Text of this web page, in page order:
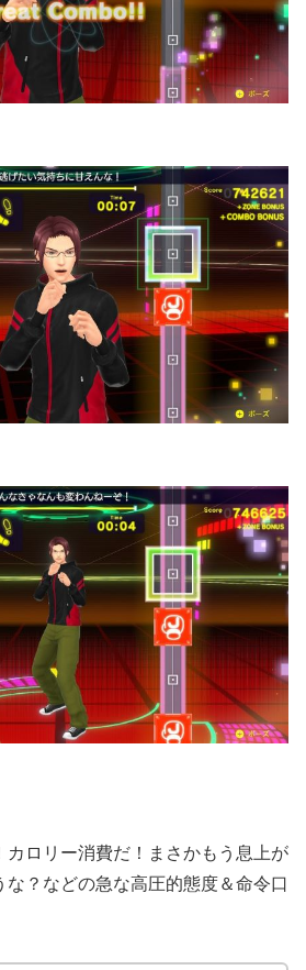
カロリー消費だ！まさかもう息上が
な？などの急な高圧的態度＆命令口